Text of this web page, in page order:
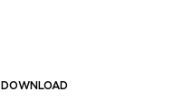
DOWNLOAD